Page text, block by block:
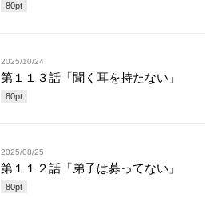
80pt
2025/10/24
第１１３話「聞く耳を持たない」
80pt
2025/08/25
第１１２話「弟子は募ってない」
80pt